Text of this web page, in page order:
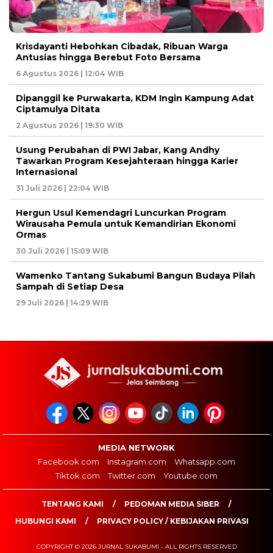
Krisdayanti Hebohkan Cibadak, Ribuan Warga
Antusias hingga Berebut Foto Bersama
6 Agustus 2026 | 12:04 WIB
Dipanggil ke Purwakarta, KDM Ingin Kampung Adat
Ciptamulya Ditata
2 Agustus 2026 | 19:30 WIB
Usung Perubahan di PWI Jabar, Kang Andhy
Tawarkan Program Kesejahteraan hingga Karier
Internasional
31 Juli 2026 | 22:04 WIB
Hergun Usul Kemendagri Luncurkan Program
Wirausaha Pemula untuk Kemandirian Ekonomi
Ormas
30 Juli 2026 | 15:09 WIB
Wamenko Tantang Sukabumi Bangun Budaya Pilah
Sampah di Setiap Desa
29 Juli 2026 | 14:29 WIB
MEDIA NETWORK
Facebook.com
Instagram.com
Whatsapp.com
Tiktok.com
Twitter.com Youtube.com
TENTANG KAMI
PEDOMAN MEDIA SIBER
HUBUNGI KAMI
PRIVACY POLICY / KEBIJAKAN PRIVASI
COPYRIGHT © 2026 JURNAL SUKABUMI - ALL RIGHTS RESERVED